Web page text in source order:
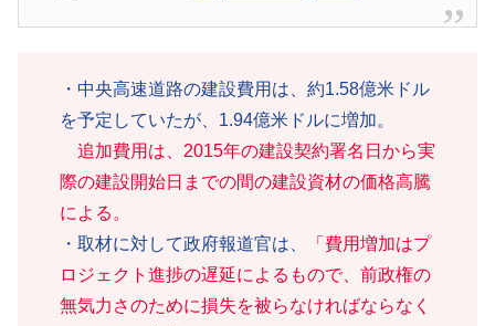
・中央高速道路の建設費用は、約1.58億米ドル
を予定していたが、1.94億米ドルに増加。
追加費用は、2015年の建設契約署名日から実
際の建設開始日までの間の建設資材の価格高騰
による。
・取材に対して政府報道官は、
「費用増加はプ
ロジェクト進捗の遅延によるもので、前政権の
無気力さのために損失を被らなければならなく